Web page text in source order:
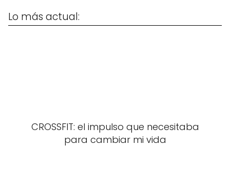
Lo más actual:
CROSSFIT: el impulso que necesitaba
para cambiar mi vida